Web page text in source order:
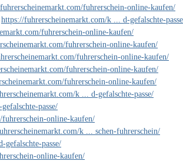
fuhrerschein-online-kaufen/
https://fuhrerscheinemarkt.com/k ... d-gefalschte-
fuhrerschein-online-kaufen/
fuhrerschein-online-kaufen/
fuhrerschein-online-kaufen/
fuhrerschein-online-kaufen/
fuhrerschein-online-kaufen/
k ... d-gefalschte-passe/
passe/
online-kaufen/
k ... schen-fuhrerschein/
passe/
online-kaufen/